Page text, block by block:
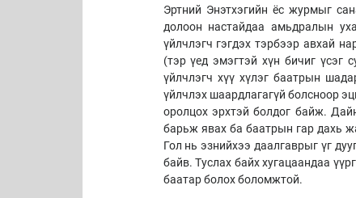
Эртний Энэтхэгийн ёс журмыг
долоон настайдаа амьдралын
үйлчлэгч гэгдэх тэрбээр авхай
(тэр үед эмэгтэй хүн бичиг үсэг
үйлчлэгч хүү хүлэг баатрын
үйлчлэх шаардлагагүй болсноор
оролцох эрхтэй болдог байж.
барьж явах ба баатрын гар дахь
Гол нь эзнийхээ даалгаврыг үг
байв. Туслах байх хугацаандаа
баатар болох боломжтой.